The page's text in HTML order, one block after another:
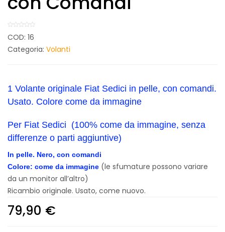
COD: 16
Categoria: Volanti
1 Volante originale Fiat Sedici in pelle, con comandi.
Usato. Colore come da immagine
Per Fiat Sedici (100% come da immagine, senza
differenze o parti aggiuntive)
In pelle. Nero, con comandi
Colore: come da immagine (le sfumature possono variare
da un monitor all’altro)
Ricambio originale. Usato, come nuovo.
79,90 €